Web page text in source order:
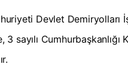
Devlet Demiryolları
3 sayılı